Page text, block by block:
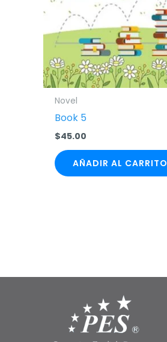
Novel
Book 5
$45.00
AÑADIR AL CARRITO